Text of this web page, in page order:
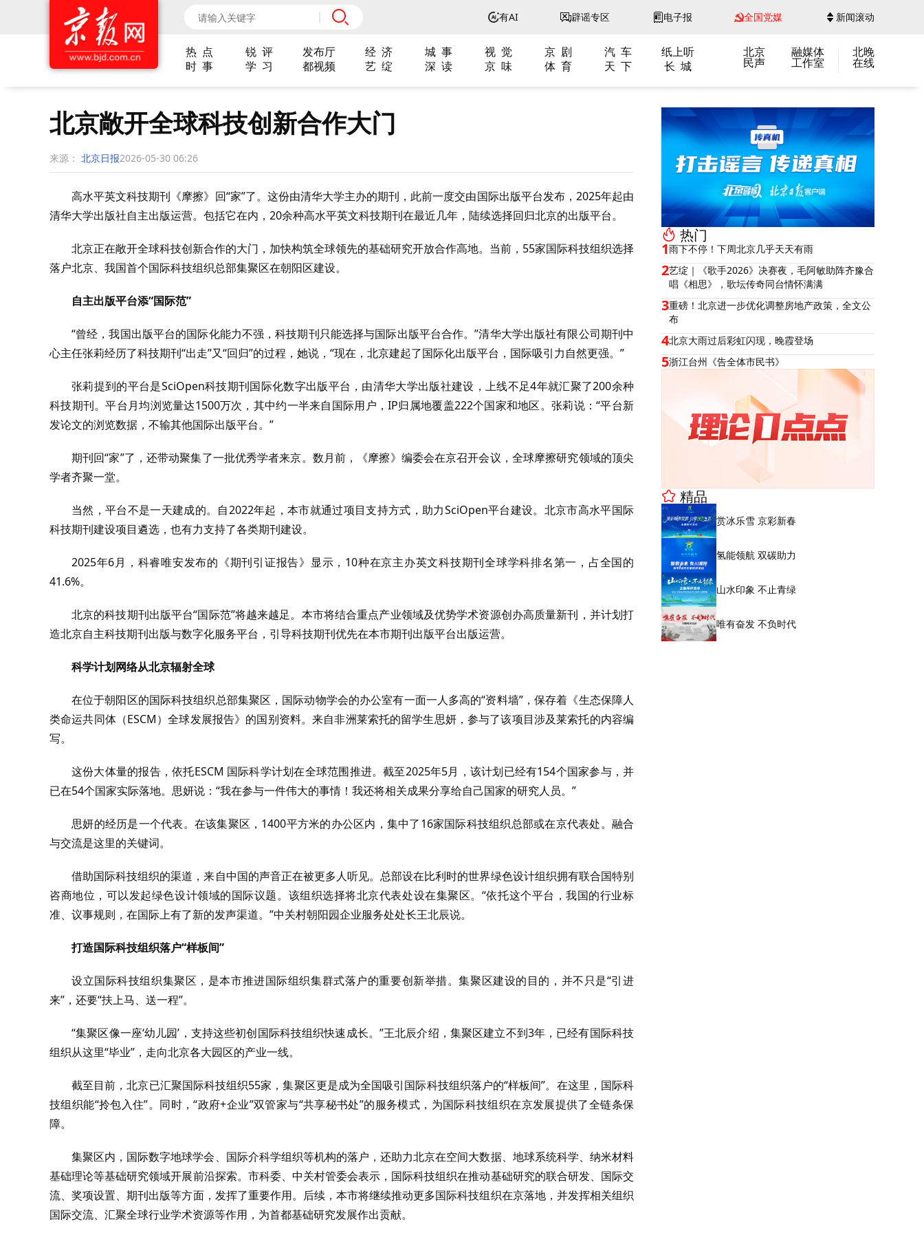
有AI 辟谣专区 电子报 全国党媒 新闻滚动
热 点 锐 评 发布厅 经 济 城 事 视 觉 京 剧 汽 车
纸上听
时 事
学 习 都视频 艺 绽 深 读 京 味 体 育 天 下 长 城
北京
民声
融媒体
工作室
北晚
在线
北京敞开全球科技创新合作大门
来源： 北京日报2026-05-30 06:26
高水平英文科技期刊《摩擦》回“家”了。这份由清华大学主办的期刊，此前一度交由国际出版平台发布，2025年起由
清华大学出版社自主出版运营。包括它在内，20余种高水平英文科技期刊在最近几年，陆续选择回归北京的出版平台。
北京正在敞开全球科技创新合作的大门，加快构筑全球领先的基础研究开放合作高地。当前，55家国际科技组织选择
落户北京、我国首个国际科技组织总部集聚区在朝阳区建设。
自主出版平台添“国际范”
“曾经，我国出版平台的国际化能力不强，科技期刊只能选择与国际出版平台合作。”清华大学出版社有限公司期刊中
心主任张莉经历了科技期刊“出走”又“回归”的过程，她说，“现在，北京建起了国际化出版平台，国际吸引力自然更强。”
张莉提到的平台是SciOpen科技期刊国际化数字出版平台，由清华大学出版社建设，上线不足4年就汇聚了200余种
科技期刊。平台月均浏览量达1500万次，其中约一半来自国际用户，IP归属地覆盖222个国家和地区。张莉说：“平台新
发论文的浏览数据，不输其他国际出版平台。”
期刊回“家”了，还带动聚集了一批优秀学者来京。数月前，《摩擦》编委会在京召开会议，全球摩擦研究领域的顶尖
学者齐聚一堂。
当然，平台不是一天建成的。自2022年起，本市就通过项目支持方式，助力SciOpen平台建设。北京市高水平国际
科技期刊建设项目遴选，也有力支持了各类期刊建设。
2025年6月，科睿唯安发布的《期刊引证报告》显示，10种在京主办英文科技期刊全球学科排名第一，占全国的
41.6%。
北京的科技期刊出版平台“国际范”将越来越足。本市将结合重点产业领域及优势学术资源创办高质量新刊，并计划打
造北京自主科技期刊出版与数字化服务平台，引导科技期刊优先在本市期刊出版平台出版运营。
科学计划网络从北京辐射全球
在位于朝阳区的国际科技组织总部集聚区，国际动物学会的办公室有一面一人多高的“资料墙”，保存着《生态保障人
类命运共同体（ESCM）全球发展报告》的国别资料。来自非洲莱索托的留学生思妍，参与了该项目涉及莱索托的内容编
写。
这份大体量的报告，依托ESCM 国际科学计划在全球范围推进。截至2025年5月，该计划已经有154个国家参与，并
已在54个国家实际落地。思妍说：“我在参与一件伟大的事情！我还将相关成果分享给自己国家的研究人员。”
思妍的经历是一个代表。在该集聚区，1400平方米的办公区内，集中了16家国际科技组织总部或在京代表处。融合
与交流是这里的关键词。
借助国际科技组织的渠道，来自中国的声音正在被更多人听见。总部设在比利时的世界绿色设计组织拥有联合国特别
咨商地位，可以发起绿色设计领域的国际议题。该组织选择将北京代表处设在集聚区。“依托这个平台，我国的行业标
准、议事规则，在国际上有了新的发声渠道。”中关村朝阳园企业服务处处长王北辰说。
打造国际科技组织落户“样板间”
设立国际科技组织集聚区，是本市推进国际组织集群式落户的重要创新举措。集聚区建设的目的，并不只是“引进
来”，还要“扶上马、送一程”。
“集聚区像一座‘幼儿园’，支持这些初创国际科技组织快速成长。”王北辰介绍，集聚区建立不到3年，已经有国际科技
组织从这里“毕业”，走向北京各大园区的产业一线。
截至目前，北京已汇聚国际科技组织55家，集聚区更是成为全国吸引国际科技组织落户的“样板间”。在这里，国际科
技组织能“拎包入住”。同时，“政府+企业”双管家与“共享秘书处”的服务模式，为国际科技组织在京发展提供了全链条保
障。
集聚区内，国际数字地球学会、国际介科学组织等机构的落户，还助力北京在空间大数据、地球系统科学、纳米材料
基础理论等基础研究领域开展前沿探索。市科委、中关村管委会表示，国际科技组织在推动基础研究的联合研发、国际交
流、奖项设置、期刊出版等方面，发挥了重要作用。后续，本市将继续推动更多国际科技组织在京落地，并发挥相关组织
国际交流、汇聚全球行业学术资源等作用，为首都基础研究发展作出贡献。
热门
1雨下不停！下周北京几乎天天有雨
2艺绽｜《歌手2026》决赛夜，毛阿敏助阵齐豫合
唱《相思》，歌坛传奇同台情怀满满
3重磅！北京进一步优化调整房地产政策，全文公
布
4北京大雨过后彩虹闪现，晚霞登场
5浙江台州《告全体市民书》
精品
赏冰乐雪 京彩新春
氢能领航 双碳助力
山水印象 不止青绿
唯有奋发 不负时代